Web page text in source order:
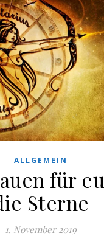
ALLGEMEIN
für
Sterne
1. November 2019